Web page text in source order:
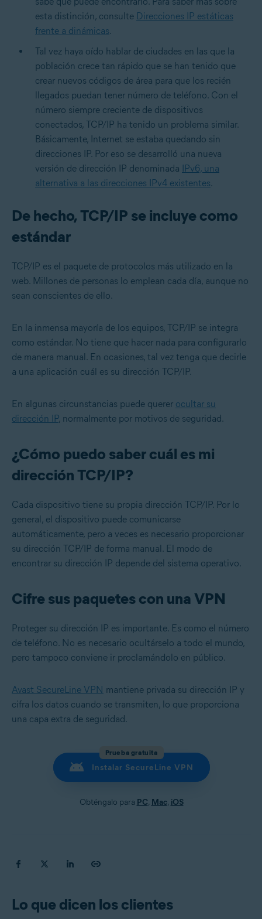
esta distinción, consulte Direcciones IP estáticas
frente a dinámicas.
Tal vez haya oído hablar de ciudades en las que la
población crece tan rápido que se han tenido que
crear nuevos códigos de área para que los recién
llegados puedan tener número de teléfono. Con el
número siempre creciente de dispositivos
conectados, TCP/IP ha tenido un problema similar.
Básicamente, Internet se estaba quedando sin
direcciones IP. Por eso se desarrolló una nueva
versión de dirección IP denominada IPv6, una
alternativa a las direcciones IPv4 existentes.
De hecho, TCP/IP se incluye como
estándar
TCP/IP es el paquete de protocolos más utilizado en la
web. Millones de personas lo emplean cada día, aunque no
sean conscientes de ello.
En la inmensa mayoría de los equipos, TCP/IP se integra
como estándar. No tiene que hacer nada para configurarlo
de manera manual. En ocasiones, tal vez tenga que decirle
a una aplicación cuál es su dirección TCP/IP.
En algunas circunstancias puede querer ocultar su
dirección IP, normalmente por motivos de seguridad.
¿Cómo puedo saber cuál es mi
dirección TCP/IP?
Cada dispositivo tiene su propia dirección TCP/IP. Por lo
general, el dispositivo puede comunicarse
automáticamente, pero a veces es necesario proporcionar
su dirección TCP/IP de forma manual. El modo de
encontrar su dirección IP depende del sistema operativo.
Cifre sus paquetes con una VPN
Proteger su dirección IP es importante. Es como el número
de teléfono. No es necesario ocultárselo a todo el mundo,
pero tampoco conviene ir proclamándolo en público.
Avast SecureLine VPN mantiene privada su dirección IP y
cifra los datos cuando se transmiten, lo que proporciona
una capa extra de seguridad.
Prueba gratuita
Instalar SecureLine VPN
Obténgalo para PC, Mac, iOS
Lo que dicen los clientes